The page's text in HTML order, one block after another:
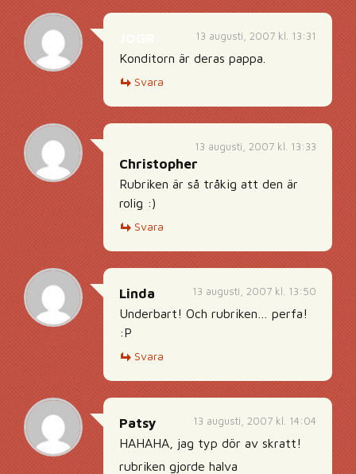
13 augusti, 2007 kl. 13:31
Konditorn är deras pappa.
Svara
13 augusti, 2007 kl. 13:33
Christopher
Rubriken är så tråkig att den är
rolig :)
Svara
13 augusti, 2007 kl. 13:50
Linda
Underbart! Och rubriken… perfa!
:P
Svara
13 augusti, 2007 kl. 14:04
Patsy
HAHAHA, jag typ dör av skratt!
rubriken gjorde halva